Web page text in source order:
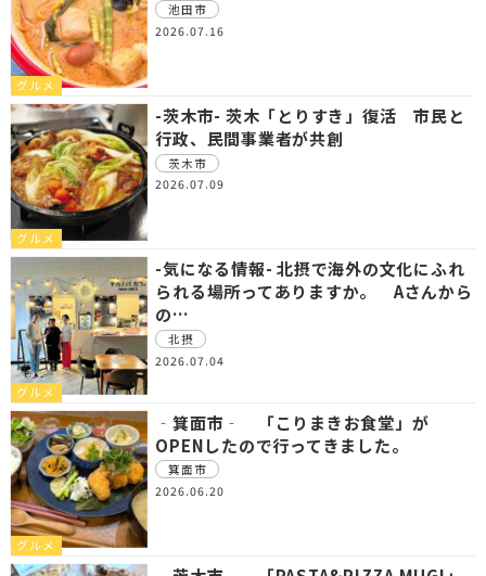
グルメ
池田市
2026.07.16
グルメ
-茨木市- 茨木「とりすき」復活 市民と
行政、民間事業者が共創
茨木市
2026.07.09
グルメ
-気になる情報- 北摂で海外の文化にふれ
られる場所ってありますか。 Aさんから
の…
北摂
2026.07.04
グルメ
‐箕面市‐ 「こりまきお食堂」が
OPENしたので行ってきました。
箕面市
2026.06.20